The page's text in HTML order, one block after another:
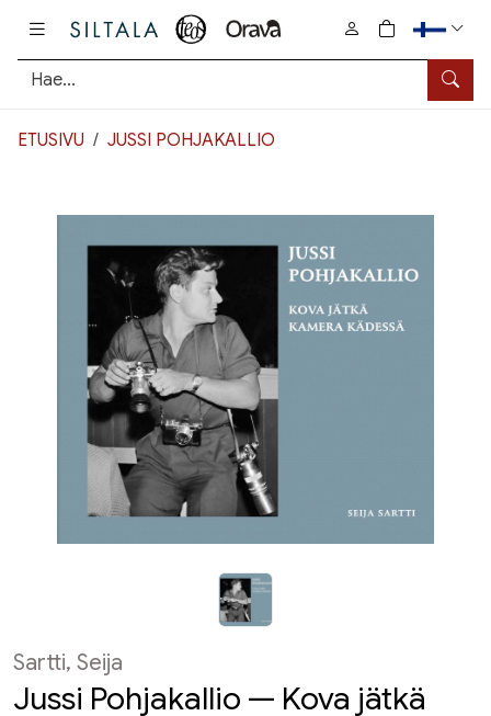
Hae
0
tuotetta
ETUSIVU JUSSI POHJAKALLIO
Sartti, Seija
Jussi Pohjakallio — Kova jätkä